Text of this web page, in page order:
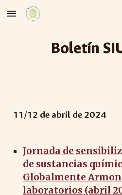
Skip to main content
Boletín
11/12 de abril de 2024
Jornada de
de sustancias
Globalmente
laboratorios (abril